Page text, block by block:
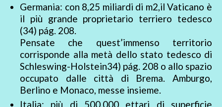
Germania: con 8,25 miliardi di m2,il Vaticano è
il più grande proprietario terriero tedesco
(34) pág. 208.
Pensate che quest’immenso territorio
corrisponde alla metà dello stato tedesco di
Schleswing-Holstein34) pág. 208 o allo spazio
occupato dalle città di Brema. Amburgo,
Berlino e Monaco, messe insieme.
Italia: più di 500.000 ettari di superficie